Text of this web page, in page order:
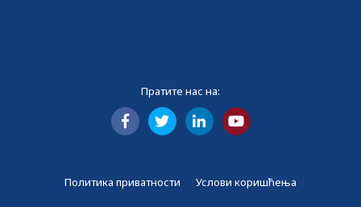
Пратите нас на:
Политика приватности Услови коришћења